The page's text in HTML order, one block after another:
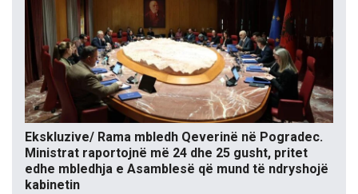
Ekskluzive/ Rama mbledh Qeverinë në Pogradec.
Ministrat raportojnë më 24 dhe 25 gusht, pritet
edhe mbledhja e Asamblesë që mund të ndryshojë
kabinetin